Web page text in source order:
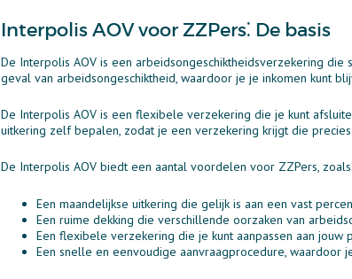
Interpolis AOV voor ZZPers⁚ De basis
De Interpolis AOV is een arbeidsongeschiktheidsverzekering
geval van arbeidsongeschiktheid, waardoor je je inkomen kunt
De Interpolis AOV is een flexibele verzekering die je kunt
uitkering zelf bepalen, zodat je een verzekering krijgt die
De Interpolis AOV biedt een aantal voordelen voor ZZPers,
Een maandelijkse uitkering die gelijk is aan een vast
Een ruime dekking die verschillende oorzaken van
Een flexibele verzekering die je kunt aanpassen aan jouw
Een snelle en eenvoudige aanvraagprocedure, waardoor